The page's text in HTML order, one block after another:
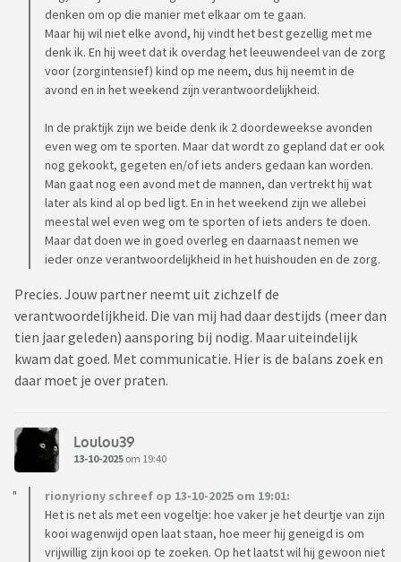
denken om op die manier met elkaar om te gaan.
Maar hij wil niet elke avond, hij vindt het best gezellig met me
denk ik. En hij weet dat ik overdag het leeuwendeel van de zorg
voor (zorgintensief) kind op me neem, dus hij neemt in de
avond en in het weekend zijn verantwoordelijkheid.
In de praktijk zijn we beide denk ik 2 doordeweekse avonden
even weg om te sporten. Maar dat wordt zo gepland dat er ook
nog gekookt, gegeten en/of iets anders gedaan kan worden.
Man gaat nog een avond met de mannen, dan vertrekt hij wat
later als kind al op bed ligt. En in het weekend zijn we allebei
meestal wel even weg om te sporten of iets anders te doen.
Maar dat doen we in goed overleg en daarnaast nemen we
ieder onze verantwoordelijkheid in het huishouden en de zorg.
Precies. Jouw partner neemt uit zichzelf de
verantwoordelijkheid. Die van mij had daar destijds (meer dan
tien jaar geleden) aansporing bij nodig. Maar uiteindelijk
kwam dat goed. Met communicatie. Hier is de balans zoek en
daar moet je over praten.
Loulou39
13-10-2025 om 19:40
rionyriony schreef op 13-10-2025 om 19:01:
Het is net als met een vogeltje: hoe vaker je het deurtje van zijn
kooi wagenwijd open laat staan, hoe meer hij geneigd is om
vrijwillig zijn kooi op te zoeken. Op het laatst wil hij gewoon niet